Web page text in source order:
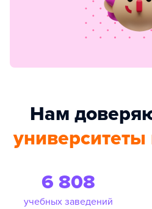
Нам
6 808
учебных заведений